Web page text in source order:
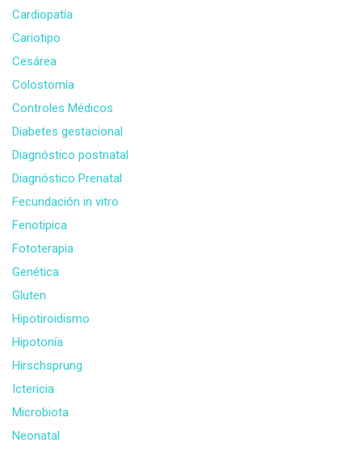
Cardiopatía
Cariotipo
Cesárea
Colostomía
Controles Médicos
Diabetes gestacional
Diagnóstico postnatal
Diagnóstico Prenatal
Fecundación in vitro
Fenotipica
Fototerapia
Genética
Gluten
Hipotiroidismo
Hipotonía
Hirschsprung
Ictericia
Microbiota
Neonatal